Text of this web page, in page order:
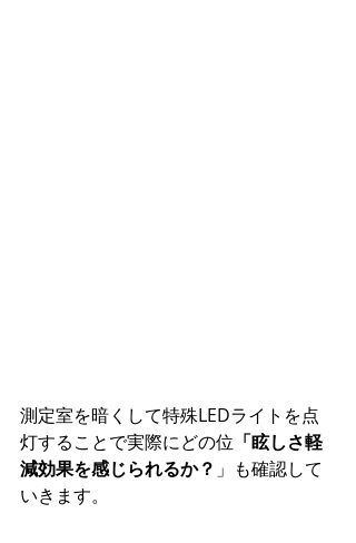
測定室を暗くして特殊LEDライトを点
灯することで実際にどの位 「眩しさ軽
減効果を感じられるか？ 」も確認して
いきます。